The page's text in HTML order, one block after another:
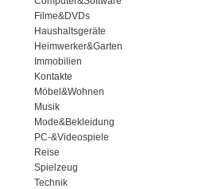
Filme&DVDs
Haushaltsgeräte
Heimwerker&Garten
Immobilien
Kontakte
Möbel&Wohnen
Musik
Mode&Bekleidung
PC-&Videospiele
Reise
Spielzeug
Technik